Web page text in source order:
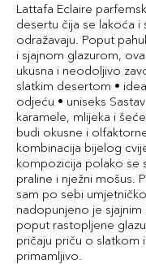
Lattafa Eclaire
desertu čija se lakoća i
odražavaju. Poput
i sjajnom glazurom,
ukusna i neodoljivo
slatkim desertom •
odjeću • uniseks
karamele, mlijeka i
budi okusne i
kombinacija bijelog
kompozicija polako se
praline i nježni mošus.
sam po sebi
nadopunjeno je
poput rastopljene
pričaju priču o slatkom
primamljivo.